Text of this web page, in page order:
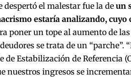
despertó el malestar fue la de un
estaría analizando,
poner un tope al aumento de
se trata de un
de Estabilización de Referencia
nuestros ingresos se